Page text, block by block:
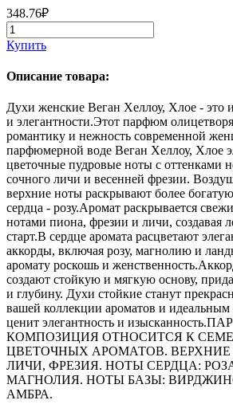
348.76₽
Купить
Описание товара:
Духи женские Веган Хеллоу, Хлое - это
и элегантности.Этот парфюм
романтику и нежность современной
парфюмерной воде Веган Хеллоу, Хлое
цветочные пудровые ноты с оттенками
сочного личи и весенней фрезии.
верхние ноты раскрывают более
сердца - розу.Аромат раскрывается
нотами пиона, фрезии и личи, создавая
старт.В сердце аромата расцветают
аккорды, включая розу, магнолию и
аромату роскошь и
создают стойкую и мягкую основу,
и глубину. Духи стойкие станут
вашей коллекции ароматов и
ценит элегантность и
КОМПОЗИЦИЯ ОТНОСИТСЯ К
ЦВЕТОЧНЫХ АРОМАТОВ.
ЛИЧИ, ФРЕЗИЯ. НОТЫ СЕРДЦА:
МАГНОЛИЯ. НОТЫ БАЗЫ:
АМБРА.